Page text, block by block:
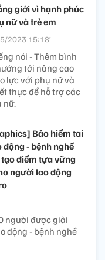
giới vì hạnh phúc
nữ và trẻ em
2023 15:18’
nói - Thêm bình
tới nâng cao
lực với phụ nữ và
thực để hỗ trợ các
nữ.
Bảo hiểm tai
động - bệnh nghề
điểm tựa vững
người lao động
người được giải
động - bệnh nghề